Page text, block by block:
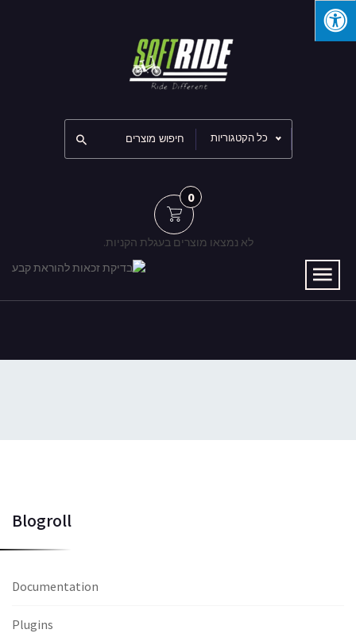
כל הקטגוריות
0
לא נמצאו מוצרים בעגלת הקניות.
Blogroll
Documentation
Plugins